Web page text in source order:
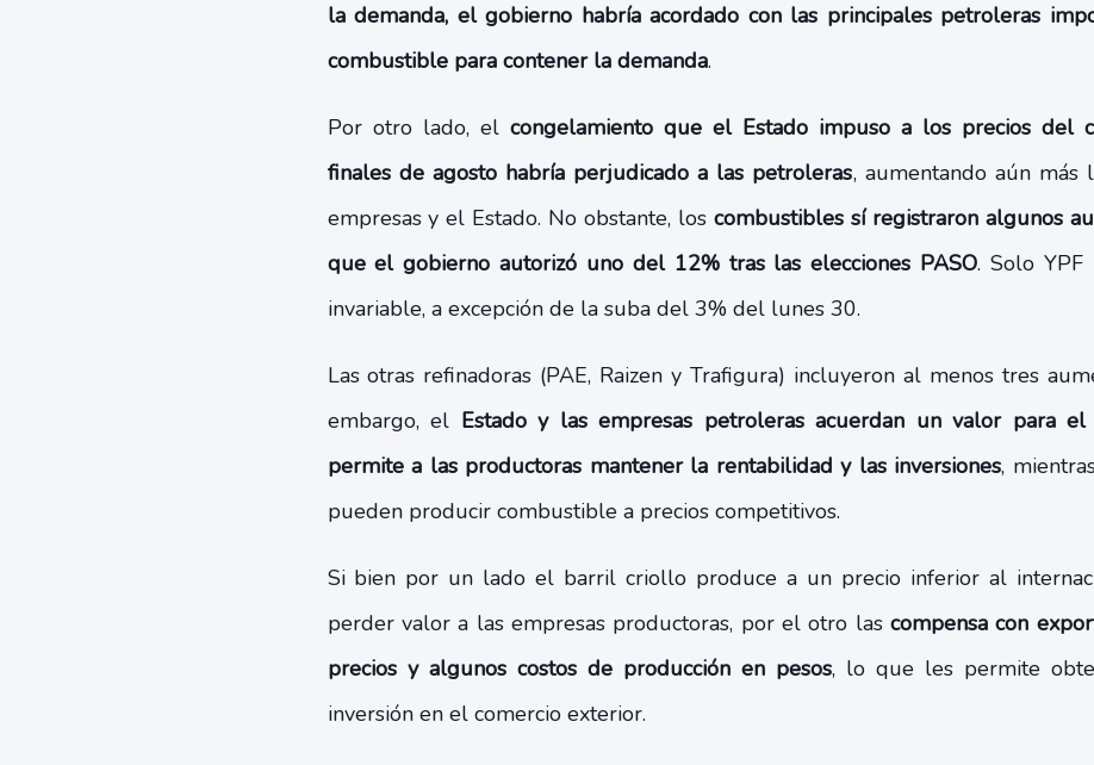
la demanda, el gobierno habría acordado con las principales petroleras
combustible para contener la demanda.
Por otro lado, elcongelamiento que el Estado impuso a los precios del
finales de agosto habría perjudicado a las petroleras, aumentando aún más
empresas y el Estado. No obstante, los combustibles sí registraron algunos
que el gobierno autorizó uno del 12% tras las elecciones PASO. Solo
invariable, a excepción de la suba del 3% del lunes 30.
Las otras refinadoras (PAE, Raizen y Trafigura) incluyeron al menos tres
embargo, el Estado y las empresas petroleras acuerdan un valor para
permite a las productoras mantener la rentabilidad y las inversiones,
pueden producir combustible a precios competitivos.
Si bien por un lado el barril criollo produce a un precio inferior al
perder valor a las empresas productoras, por el otro lascompensa con
precios y algunos costos de producción en pesos, lo que les permite
inversión en el comercio exterior.